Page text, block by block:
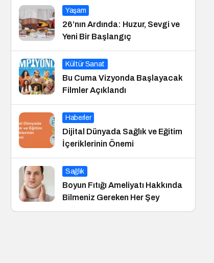
Yaşam
26’nın Ardında: Huzur, Sevgi ve
Yeni Bir Başlangıç
Kültür Sanat
Bu Cuma Vizyonda Başlayacak
Filmler Açıklandı
Haberler
Dijital Dünyada Sağlık ve Eğitim
İçeriklerinin Önemi
Sağlık
Boyun Fıtığı Ameliyatı Hakkında
Bilmeniz Gereken Her Şey